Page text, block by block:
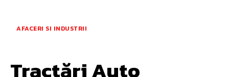
AFACERI SI INDUSTRII
Tractări Auto